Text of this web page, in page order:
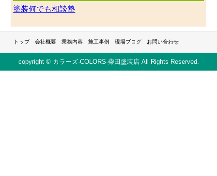
塗装何でも相談塾
トップ 会社概要 業務内容 施工事例 現場ブログ お問い合わせ
copyright © カラーズ-COLORS-柴田塗装店 All Rights Reserved.